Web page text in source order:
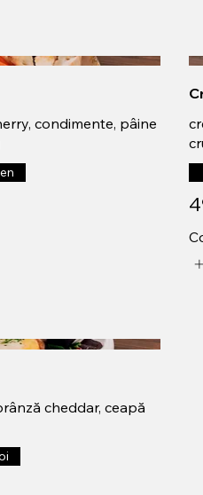
condimente, pâine
cheddar, ceapă